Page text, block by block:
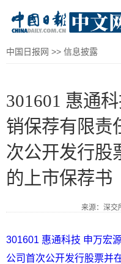
中国日报网 >> 信息披露
301601 惠通
销保荐有限责
次公开发行股
的上市保荐书
来源：深
301601 惠通科技 申万宏
公司首次公开发行股票并